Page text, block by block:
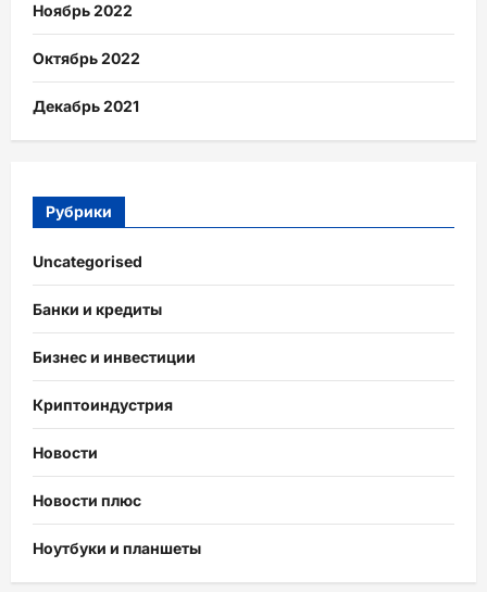
Ноябрь 2022
Октябрь 2022
Декабрь 2021
Рубрики
Uncategorised
Банки и кредиты
Бизнес и инвестиции
Криптоиндустрия
Новости
Новости плюс
Ноутбуки и планшеты